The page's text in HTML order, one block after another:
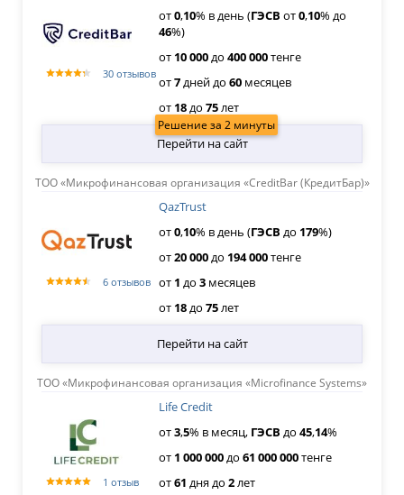
30 отзывов
от0,10% в день (ГЭСВ от0,10% до
46%)
от 10000до 400000тенге
от7днейдо 60месяцев
от 18до 75лет
ТОО «Микрофинансовая организация «CreditBar (КредитБар)»
Перейти на сайт
6 отзывов
QazTrust
Решение за 2 минуты
от0,10% в день (ГЭСВ до 179%)
от20000до 194000тенге
от 1 до 3месяцев
от 18до 75лет
ТОО «Микрофинансовая организация «Microfinance Systems»
Перейти на сайт
1 отзыв
Life Credit
от3,5% в месяц, ГЭСВ до 45,14%
от 1 000000до 61 000000тенге
от61 днядо 2лет